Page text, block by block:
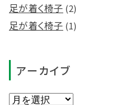
足が着く椅子 (2)
足が着く椅子 (1)
アーカイブ